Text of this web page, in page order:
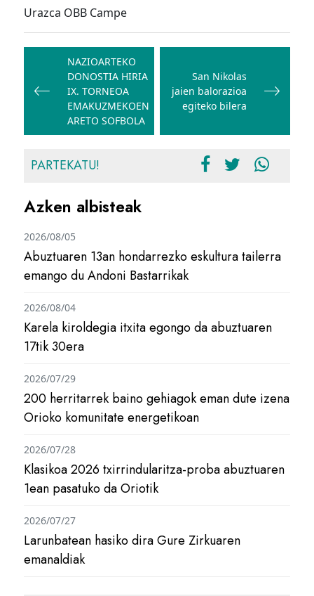
Urazca OBB Campe
Bidalketetan
zehar
nabigatu
NAZIOARTEKO
DONOSTIA HIRIA
IX. TORNEOA
EMAKUZMEKOEN
ARETO SOFBOLA
San Nikolas
jaien balorazioa
egiteko bilera
PARTEKATU!
Azken albisteak
Abuztuaren 13an hondarrezko eskultura tailerra
emango du Andoni Bastarrikak
2026/08/05
Karela kiroldegia itxita egongo da abuztuaren
17tik 30era
2026/08/04
200 herritarrek baino gehiagok eman dute izena
Orioko komunitate energetikoan
2026/07/29
Klasikoa 2026 txirrindularitza-proba abuztuaren
1ean pasatuko da Oriotik
2026/07/28
Larunbatean hasiko dira Gure Zirkuaren
emanaldiak
2026/07/27